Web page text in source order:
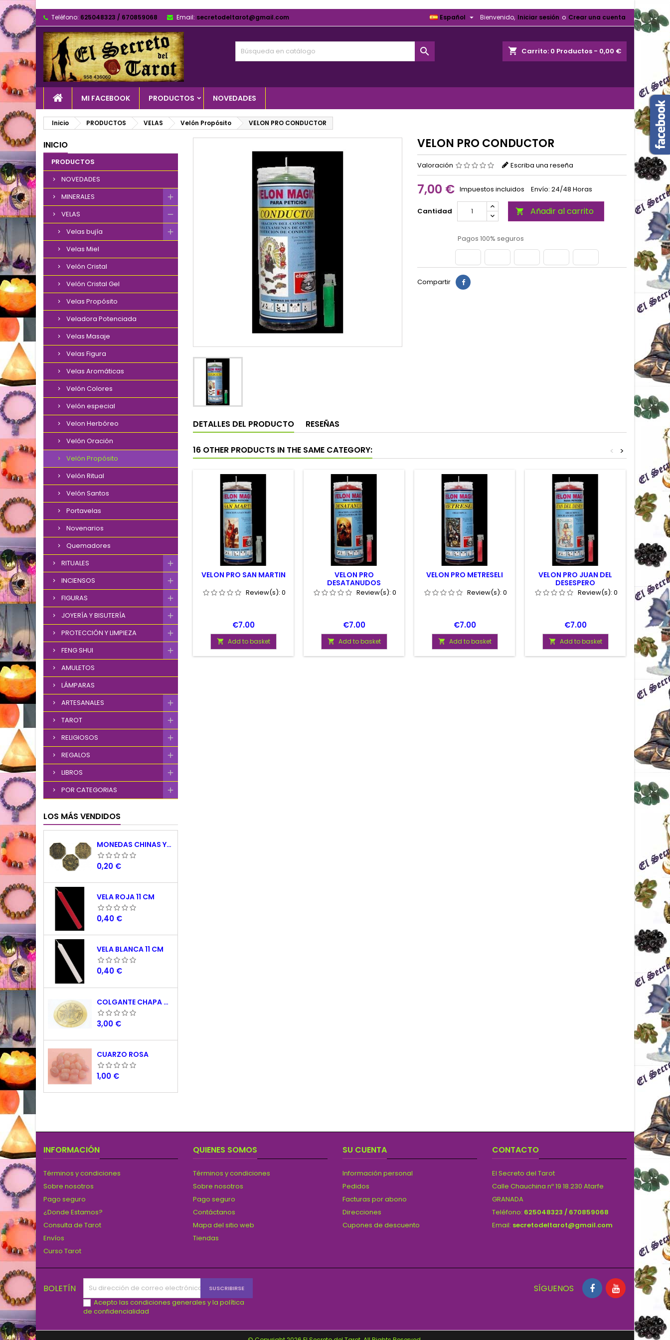
Teléfono: 625048323 / 670859068 Email: secretodeltarot@gmail.com Bienvenido, Iniciar sesión o Crear una cuenta
Español 
shopping_cart Carrito: 0 Productos - 0,00 €

MI FACEBOOK PRODUCTOS NOVEDADES
Inicio PRODUCTOS VELAS Velón Propósito VELON PRO CONDUCTOR
INICIO
PRODUCTOS
NOVEDADES
MINERALES
VELAS
Velas bujía
Velas Miel
Velón Cristal
Velón Cristal Gel
Velas Propósito
Veladora Potenciada
Velas Masaje
Velas Figura
Velas Aromáticas
Velón Colores
Velón especial
Velon Herbóreo
Velón Oración
Velón Propósito
Velón Ritual
Velón Santos
Portavelas
Novenarios
Quemadores
RITUALES
INCIENSOS
FIGURAS
JOYERÍA Y BISUTERÍA
PROTECCIÓN Y LIMPIEZA
FENG SHUI
AMULETOS
LÁMPARAS
ARTESANALES
TAROT
RELIGIOSOS
REGALOS
LIBROS
POR CATEGORIAS
LOS MÁS VENDIDOS
MONEDAS CHINAS YING YANG
Precio
0,20 €
VELA ROJA 11 CM
Precio
0,40 €
VELA BLANCA 11 CM
Precio
0,40 €
COLGANTE CHAPA NACAR TETRAGRAMATON 5 CM
Precio
3,00 €
CUARZO ROSA
Precio
1,00 €
VELON PRO CONDUCTOR
Valoración Escriba una reseña
7,00 € Impuestos incluidos Envío: 24/48 Horas
Cantidad  Añadir al carrito
Pagos 100% seguros
Compartir
DETALLES DEL PRODUCTO RESEÑAS
16 OTHER PRODUCTS IN THE SAME CATEGORY: >
<
VELON PRO SAN MARTIN
Review(s): 0
Price
€7.00
 Add to basket
VELON PRO
DESATANUDOS
Review(s): 0
Price
€7.00
 Add to basket
VELON PRO METRESELI
Review(s): 0
Price
€7.00
 Add to basket
VELON PRO JUAN DEL
DESESPERO
Review(s): 0
Price
€7.00
 Add to basket 
INFORMACIÓN
Términos y condiciones
Sobre nosotros
Pago seguro
¿Donde Estamos?
Consulta de Tarot
Envíos
Curso Tarot
QUIENES SOMOS
Términos y condiciones
Sobre nosotros
Pago seguro
Contáctanos
Mapa del sitio web
Tiendas
SU CUENTA
Información personal
Pedidos
Facturas por abono
Direcciones
Cupones de descuento
CONTACTO
El Secreto del Tarot
Calle Chauchina nº 19 18.230 Atarfe
GRANADA
Teléfono: 625048323 / 670859068
Email: secretodeltarot@gmail.com
BOLETÍN
Acepto las condiciones generales y la política
de confidencialidad
SÍGUENOS